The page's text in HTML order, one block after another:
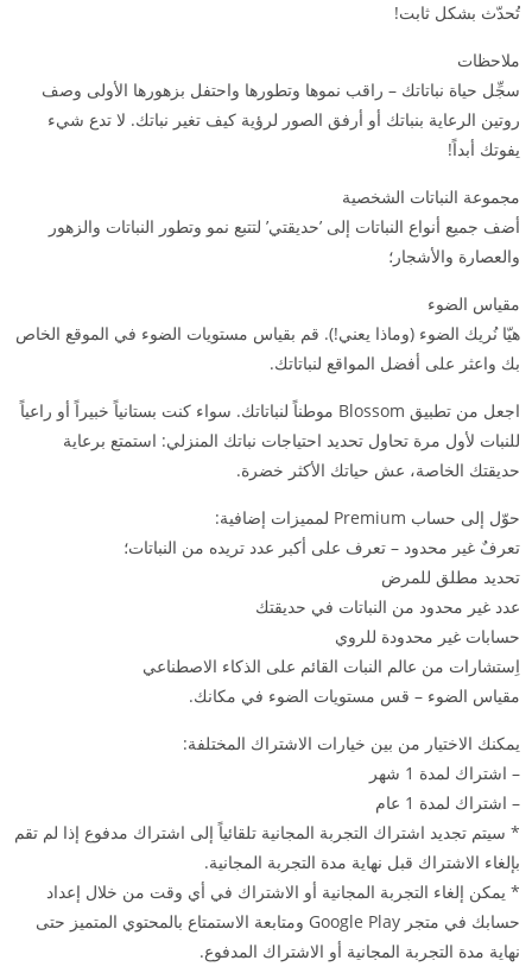
تُحدّث بشكل ثابت!
ملاحظات
سجِّل حياة نباتاتك – راقب نموها وتطورها واحتفل بزهورها الأولى وصف
روتين الرعاية بنباتك أو أرفق الصور لرؤية كيف تغير نباتك. لا تدع شيء
يفوتك أبداً!
مجموعة النباتات الشخصية
أضف جميع أنواع النباتات إلى ’حديقتي’ لتتبع نمو وتطور النباتات والزهور
والعصارة والأشجار؛
مقياس الضوء
هيّا نُريك الضوء (وماذا يعني!). قم بقياس مستويات الضوء في الموقع الخاص
بك واعثر على أفضل المواقع لنباتاتك.
اجعل من تطبيق Blossom موطناً لنباتاتك. سواء كنت بستانياً خبيراً أو راعياً
للنبات لأول مرة تحاول تحديد احتياجات نباتك المنزلي: استمتع برعاية
حديقتك الخاصة، عش حياتك الأكثر خضرة.
حوّل إلى حساب Premium لمميزات إضافية:
تعرفٌ غير محدود – تعرف على أكبر عدد تريده من النباتات؛
تحديد مطلق للمرض
عدد غير محدود من النباتات في حديقتك
حسابات غير محدودة للروي
اِستشارات من عالم النبات القائم على الذكاء الاصطناعي
مقياس الضوء – قس مستويات الضوء في مكانك.
يمكنك الاختيار من بين خيارات الاشتراك المختلفة:
– اشتراك لمدة 1 شهر
– اشتراك لمدة 1 عام
* سيتم تجديد اشتراك التجربة المجانية تلقائياً إلى اشتراك مدفوع إذا لم تقم
بإلغاء الاشتراك قبل نهاية مدة التجربة المجانية.
* يمكن إلغاء التجربة المجانية أو الاشتراك في أي وقت من خلال إعداد
حسابك في متجر Google Play ومتابعة الاستمتاع بالمحتوي المتميز حتى
نهاية مدة التجربة المجانية أو الاشتراك المدفوع.